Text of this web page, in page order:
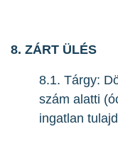
8. ZÁRT ÜLÉS
8.1. Tárgy:
szám alatti
ingatlan